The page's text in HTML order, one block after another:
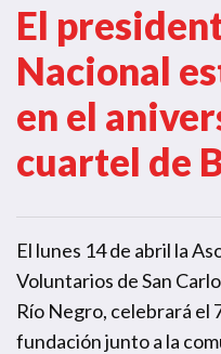
El
Nacional
en el
cuartel de
El lunes 14 de abril la
Voluntarios de San
Río Negro, celebrará el
fundación junto a la